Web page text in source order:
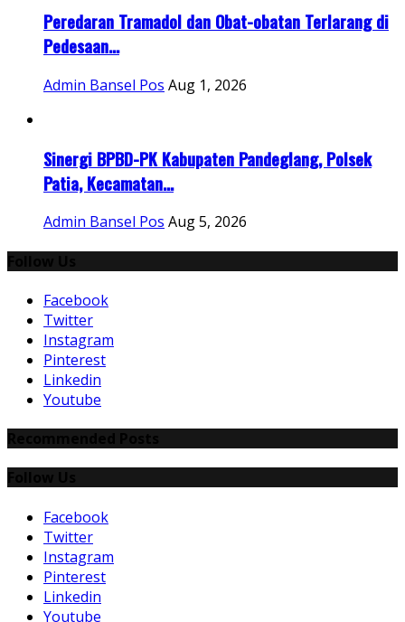
Peredaran Tramadol dan Obat-obatan Terlarang di
Pedesaan...
Admin Bansel Pos Aug 1, 2026
Sinergi BPBD-PK Kabupaten Pandeglang, Polsek
Patia, Kecamatan...
Admin Bansel Pos Aug 5, 2026
Facebook
Twitter
Instagram
Pinterest
Linkedin
Youtube
Facebook
Twitter
Instagram
Pinterest
Linkedin
Youtube